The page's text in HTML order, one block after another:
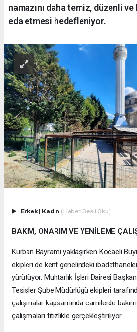
namazını daha temiz, düzenli
eda etmesi hedefleniyor.
Erkek| Kadın (Haberi Sesli Oku)
BAKIM, ONARIM VE YENİLEME
Kurban Bayramı yaklaşırken Kocaeli
ekipleri de kent genelindeki
yürütüyor. Muhtarlık İşleri Dairesi
Tesisler Şube Müdürlüğü ekipleri
çalışmalar kapsamında camilerde
çalışmaları titizlikle gerçekleştiriliyor.